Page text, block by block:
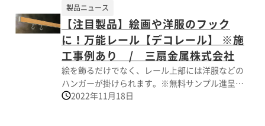
【注目製品】絵画や洋服のフック
に！万能レール【デコレール】 ※施
工事例あり / 三扇金属株式会社
製品ニュース
絵を飾るだけでなく、レール上部には洋服などの
ハンガーが掛けられます。※無料サンプル進呈中
「デコレール」は、ピクチャーレールの機能だけ
2022年11月18日